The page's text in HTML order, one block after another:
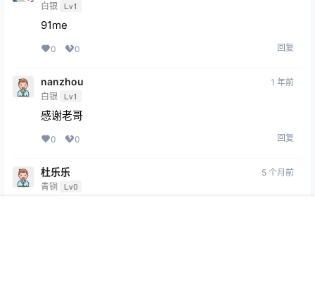
白银
Lv1
91me
0 0 回复
nanzhou
白银 Lv1
1 年前
感谢老哥
0 0 回复
杜乐乐
青铜 Lv0
5 个月前